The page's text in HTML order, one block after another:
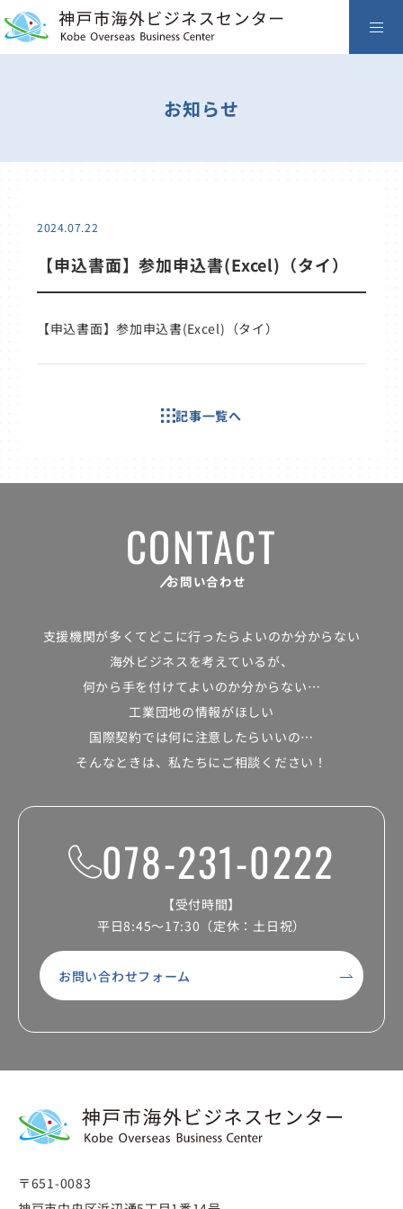
お知らせ
2024.07.22
【申込書面】参加申込書(Excel)（タイ）
【申込書面】参加申込書(Excel)（タイ）
記事一覧へ
CONTACT
お問い合わせ
支援機関が多くて どこに行ったらよいのか分からない
海外ビジネスを考えているが、
何から手を付けてよいのか分からない…
工業団地の情報がほしい
国際契約では何に注意したらいいの…
そんなときは、私たちにご相談ください！
078-231-0222
【受付時間】
平日8:45～17:30（定休：土日祝）
お問い合わせフォーム
〒651-0083